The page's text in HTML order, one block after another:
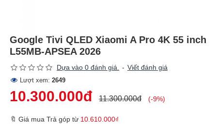
Google Tivi QLED Xiaomi A Pro 4K 55 inch
L55MB-APSEA 2026
Dựa vào 0 đánh giá. - Viết đánh giá
Lượt xem: 2649
10.300.000đ 11.300.000đ (-9%)
🔖 Giá mua Trả góp từ 10.610.000₫